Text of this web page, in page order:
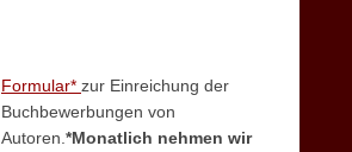
Formular* zur Einreichung der
Buchbewerbungen von
Autoren. *Monatlich nehmen wir